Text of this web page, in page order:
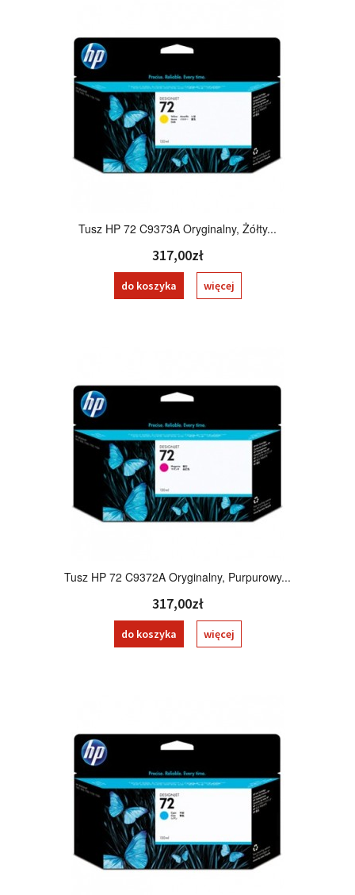
Tusz HP 72 C9373A Oryginalny, Żółty...
317,00zł
do koszyka więcej
Tusz HP 72 C9372A Oryginalny, Purpurowy...
317,00zł
do koszyka więcej